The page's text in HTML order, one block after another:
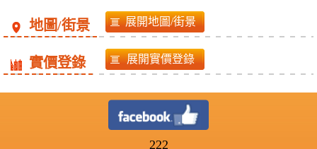
地圖/街景
實價登錄
222